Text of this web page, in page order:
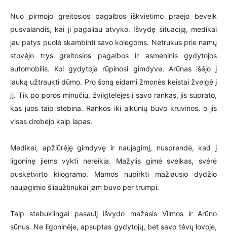
Nuo pirmojo greitosios pagalbos iškvietimo praėjo beveik
pusvalandis, kai ji pagaliau atvyko. Išvydę situaciją, medikai
jau patys puolė skambinti savo kolegoms. Netrukus prie namų
stovėjo trys greitosios pagalbos ir asmeninis gydytojos
automobilis. Kol gydytoja rūpinosi gimdyve, Arūnas išėjo į
lauką užtraukti dūmo. Pro šoną eidami žmonės keistai žvelgė į
jį. Tik po poros minučių, žvilgtelėjęs į savo rankas, jis suprato,
kas juos taip stebina. Rankos iki alkūnių buvo kruvinos, o jis
visas drebėjo kaip lapas.
Medikai, apžiūrėję gimdyvę ir naujagimį, nusprendė, kad į
ligoninę jiems vykti nereikia. Mažylis gimė sveikas, svėrė
pusketvirto kilogramo. Mamos nupirkti mažiausio dydžio
naujagimio šliaužtinukai jam buvo per trumpi.
Taip stebuklingai pasaulį išvydo mažasis Vilmos ir Arūno
sūnus. Ne ligoninėje, apsuptas gydytojų, bet savo tėvų lovoje,